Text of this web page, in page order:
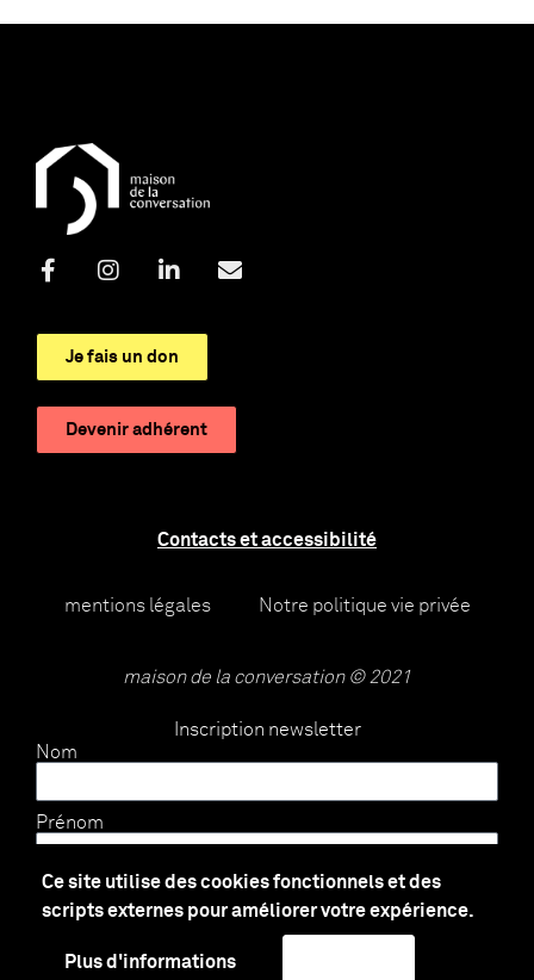
Ce site utilise des cookies fonctionnels et des
scripts externes pour améliorer votre expérience.
Plus d'informations
Je fais un don
Devenir adhérent
Contacts et accessibilité
mentions légales Notre politique vie privée
maison de la conversation © 2021
Inscription newsletter
Nom
Prénom
E-mail